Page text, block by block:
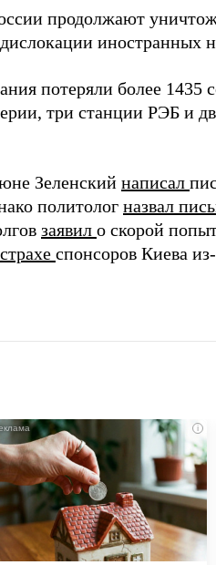
продолжают
иностранных
потеряли более 1435
три станции РЭБ и
Зеленский написал
политолог назвал
заявил о скорой
спонсоров Киева
i